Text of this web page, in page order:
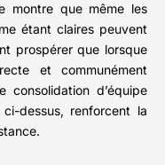
montre que même les
étant claires peuvent
prospérer que lorsque
et communément
d’équipe
dessus, renforcent la